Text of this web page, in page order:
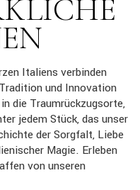
Italiens verbinden
und Innovation
die Traumrückzugsorte,
jedem Stück, das unser
der Sorgfalt, Liebe
Magie. Erleben
von unseren